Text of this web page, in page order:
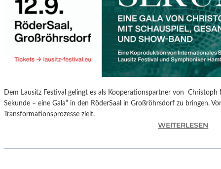
S
P
R
O
G
R
A
M
I
W
N
Dem Lausitz Festival gelingt es als Kooperationspartner von Christoph
Sekunde – eine Gala“ in den RöderSaal in Großröhrsdorf zu bringen.
Transformationsprozesse zielt.
WEITERLESEN
H